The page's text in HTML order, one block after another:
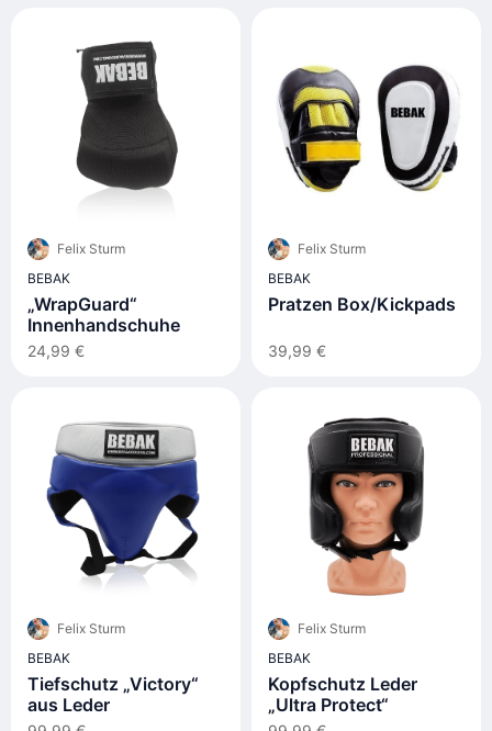
Felix Sturm
BEBAK
„WrapGuard“
Innenhandschuhe
24,99 €
Felix Sturm
BEBAK
Pratzen Box/Kickpads
39,99 €
Felix Sturm
BEBAK
Tiefschutz „Victory“
aus Leder
Felix Sturm
BEBAK
Kopfschutz Leder
„Ultra Protect“